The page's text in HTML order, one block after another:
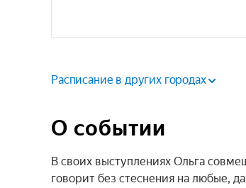
Расписание в других городах
О событии
В своих выступлениях Ольга
говорит без стеснения на любые,